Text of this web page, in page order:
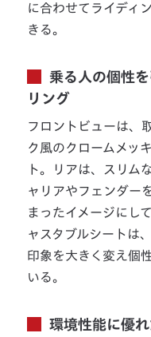
に合わせてライディ
きる。
乗る人の個性
リング
フロントビューは、
ク風のクロームメッ
ト。リアは、スリム
ャリアやフェンダー
まったイメージにし
ャスタブルシートは
印象を大きく変え個
いる。
環境性能に優